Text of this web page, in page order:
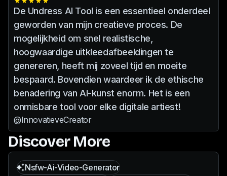
De Undress AI Tool is een essentieel onderdeel
geworden van mijn creatieve proces. De
mogelijkheid om snel realistische,
hoogwaardige uitkleedafbeeldingen te
genereren, heeft mij zoveel tijd en moeite
bespaard. Bovendien waardeer ik de ethische
benadering van AI-kunst enorm. Het is een
onmisbare tool voor elke digitale artiest!
@InnovatieveCreator
Discover More
Nsfw-Ai-Video-Generator